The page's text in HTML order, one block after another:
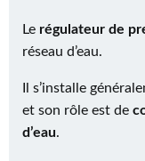
Le régulateur de
réseau d’eau.
Il s’installe
et son rôle est de
d’eau.